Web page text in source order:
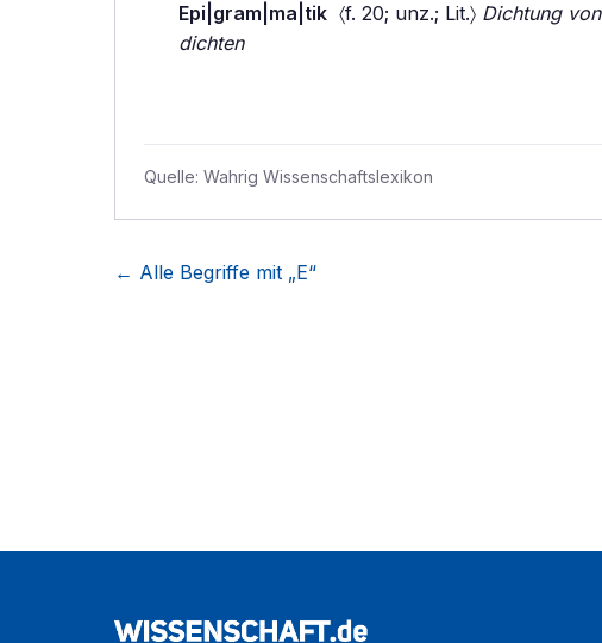
Epi|gram|ma|tik 〈f. 20; unz.; Lit.〉 Dichtung
dichten
Quelle: Wahrig Wissenschaftslexikon
← Alle Begriffe mit „E“